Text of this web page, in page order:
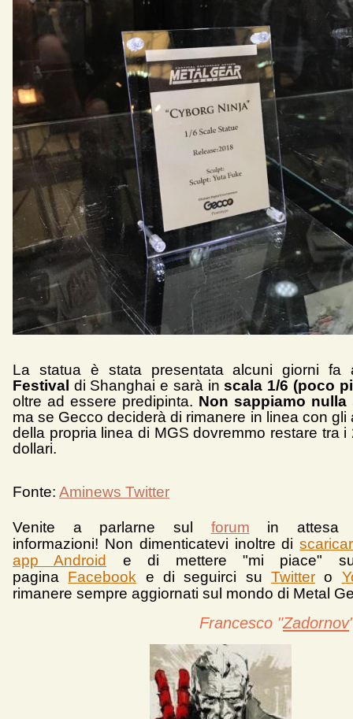
La statua è stata presentata alcuni giorni
Festival di Shanghai e sarà inscala 1/6 (poco
oltre ad essere predipinta. Non sappiamo nulla
ma se Gecco deciderà di rimanere in linea con gli
della propria linea di MGS dovremmo restare tra i
dollari.
Fonte: Aminews Twitter
Venite a parlarne sul forum in attesa
informazioni! Non dimenticatevi inoltre di
app Android
e di mettere "mi piace"
pagina Facebook e di seguirci suTwitter o
rimanere sempre aggiornati sul mondo di Metal
Francesco "Zadornov